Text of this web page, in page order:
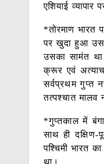
एशियाई व्यापार
*तोरमाण
पर खुदा हुआ
उसका सामंत
क्रूर एवं
सर्वप्रथम गुप्त
तत्पश्चात मालव
*गुप्तकाल में
साथ ही दक्षिण-
पश्चिमी भारत
था।